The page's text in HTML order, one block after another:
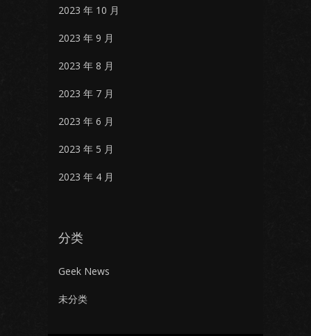
2023 年 10 月
2023 年 9 月
2023 年 8 月
2023 年 7 月
2023 年 6 月
2023 年 5 月
2023 年 4 月
分类
Geek News
未分类